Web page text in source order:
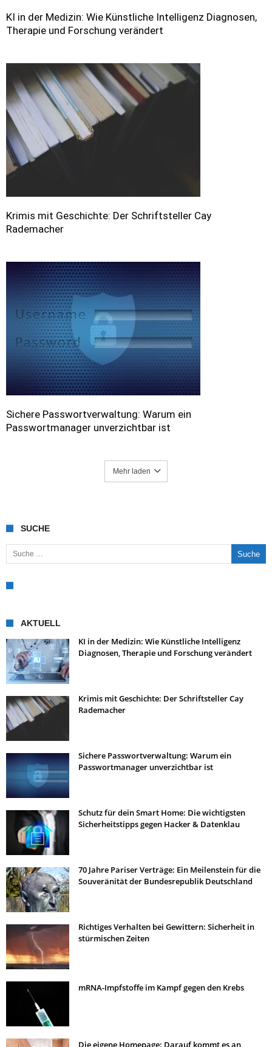
KI in der Medizin: Wie Künstliche Intelligenz Diagnosen,
Therapie und Forschung verändert
Krimis mit Geschichte: Der Schriftsteller Cay
Rademacher
Sichere Passwortverwaltung: Warum ein
Passwortmanager unverzichtbar ist
Mehr laden
SUCHE
Suche nach:
AKTUELL
KI in der Medizin: Wie Künstliche Intelligenz
Diagnosen, Therapie und Forschung verändert
Krimis mit Geschichte: Der Schriftsteller Cay
Rademacher
Sichere Passwortverwaltung: Warum ein
Passwortmanager unverzichtbar ist
Schutz für dein Smart Home: Die wichtigsten
Sicherheitstipps gegen Hacker & Datenklau
70 Jahre Pariser Verträge: Ein Meilenstein für die
Souveränität der Bundesrepublik Deutschland
Richtiges Verhalten bei Gewittern: Sicherheit in
stürmischen Zeiten
mRNA-Impfstoffe im Kampf gegen den Krebs
Die eigene Homepage: Darauf kommt es an